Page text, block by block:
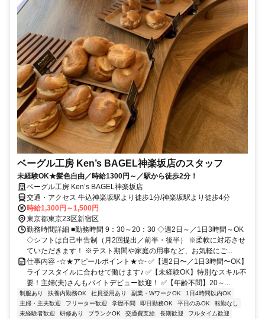
ベーグル工房 Ken’s BAGEL神楽坂店のスタッフ
未経験OK★髪色自由／時給1300円～／駅から徒歩2分！
ベーグル工房 Ken’s BAGEL神楽坂店
交通・アクセス 牛込神楽坂駅より徒歩1分/神楽坂駅より徒歩4分
時給1,300円～1,500円
東京都東京23区新宿区
勤務時間詳細 ■勤務時間 9：30～20：30 ◇週2日～／1日3時間～OK
◇シフトは自己申告制（月2回提出／前半・後半） ※柔軟に対応させ
ていただきます！ ※テスト期間や家庭の用事など、お気軽にご...
仕事内容 -☆★アピールポイント★☆- ✅【週2日〜／1日3時間〜OK】
ライフスタイルに合わせて働けます♪ ✅【未経験OK】特別なスキル不
要！主婦(夫)さんもバイトデビュー歓迎！ ✅【年齢不問】20～...
制服あり 扶養内勤務OK 社員登用あり 副業・WワークOK
1日4時間以内OK
主婦・主夫歓迎
フリーター歓迎 学歴不問 即日勤務OK 平日のみOK
転勤なし
未経験者歓迎
研修あり ブランクOK 交通費支給 長期歓迎
フルタイム歓迎